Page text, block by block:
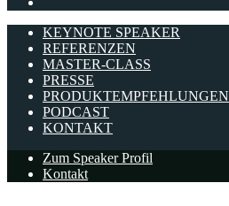
KEYNOTE SPEAKER
REFERENZEN
MASTER-CLASS
PRESSE
PRODUKTEMPFEHLUNGEN
PODCAST
KONTAKT
Zum Speaker Profil
Kontakt